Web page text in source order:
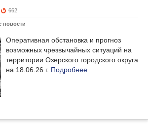
662
новости
Оперативная обстановка и прогноз
возможных чрезвычайных ситуаций на
территории Озерского городского округа
на 18.06.26 г. Подробнее